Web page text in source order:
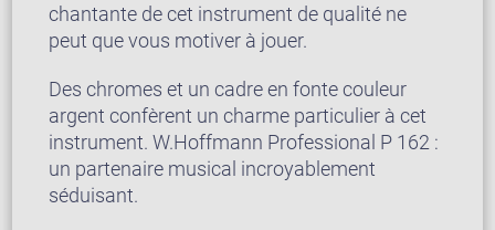
chantante de cet instrument de qualité ne
peut que vous motiver à jouer.
Des chromes et un cadre en fonte couleur
argent confèrent un charme particulier à cet
instrument. W.Hoffmann Professional P 162 :
un partenaire musical incroyablement
séduisant.